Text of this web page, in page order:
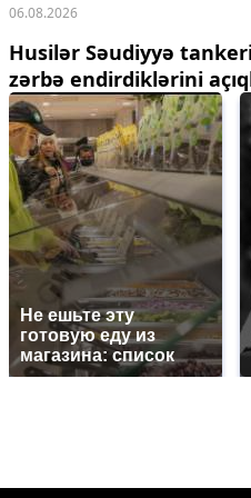
06.08.2026
Husilər Səudiyyə
zərbə endirdiklərini
Не ешьте эту
готовую еду из
магазина: список